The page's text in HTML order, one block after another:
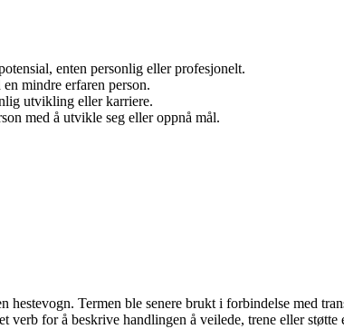
enten personlig eller profesjonelt.
mindre erfaren person.
utvikling eller karriere.
med å utvikle seg eller oppnå mål.
Termen ble senere brukt i forbindelse med
for å beskrive handlingen å veilede, trene eller støtte